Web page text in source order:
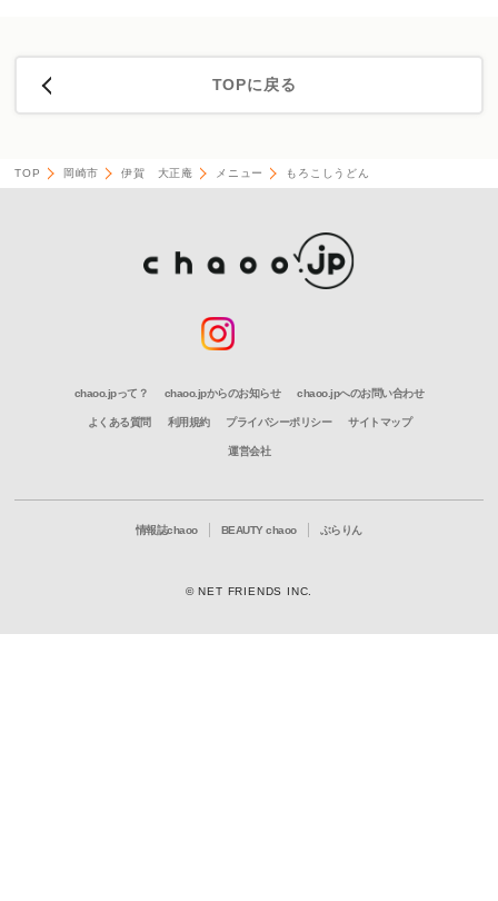
TOPに戻る
TOP 岡崎市 伊賀 大正庵 メニュー もろこしうどん
chaoo.jpって？ chaoo.jpからのお知らせ chaoo.jpへのお問い合わせ
よくある質問 利用規約 プライバシーポリシー サイトマップ
運営会社
情報誌chaoo BEAUTY chaoo ぶらりん
© NET FRIENDS INC.